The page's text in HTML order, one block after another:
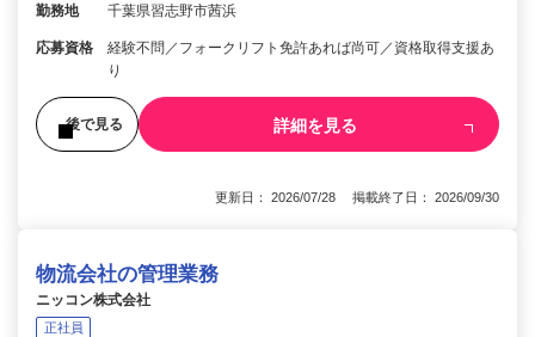
勤務地 千葉県習志野市茜浜
応募資格
経験不問／フォークリフト免許あれば尚可／資格取得支援あ
り
後で見る 詳細を見る
更新日： 2026/07/28 掲載終了日： 2026/09/30
物流会社の管理業務
ニッコン株式会社
正社員